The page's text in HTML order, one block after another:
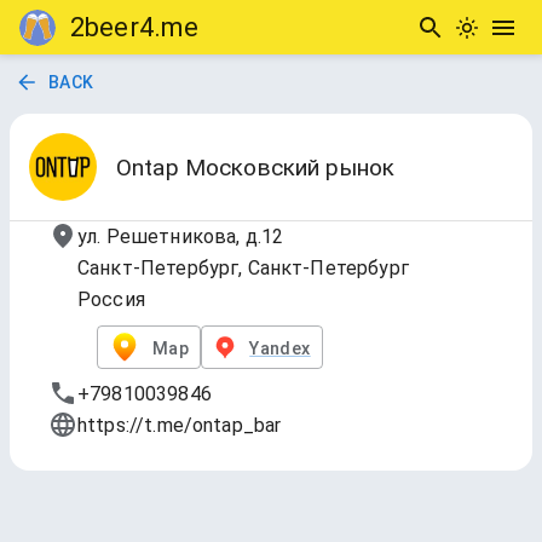
2beer4.me
BACK
Ontap Московский рынок
ул. Решетникова, д.12
Санкт-Петербург, Санкт-Петербург
Россия
Map Yandex
+79810039846
https://t.me/ontap_bar